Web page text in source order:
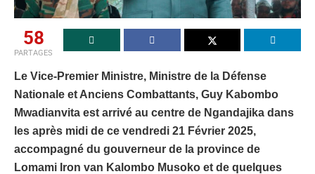
58
PARTAGES
Le Vice-Premier Ministre, Ministre de la Défense
Nationale et Anciens Combattants, Guy Kabombo
Mwadianvita est arrivé au centre de Ngandajika dans
les après midi de ce vendredi 21 Février 2025,
accompagné du gouverneur de la province de
Lomami Iron van Kalombo Musoko et de quelques